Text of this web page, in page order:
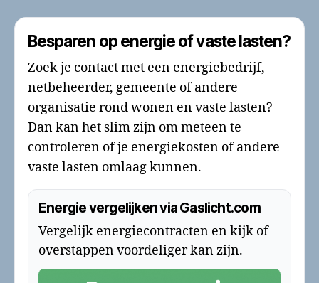
Besparen op energie of vaste lasten?
Zoek je contact met een energiebedrijf,
netbeheerder, gemeente of andere
organisatie rond wonen en vaste lasten?
Dan kan het slim zijn om meteen te
controleren of je energiekosten of andere
vaste lasten omlaag kunnen.
Energie vergelijken via Gaslicht.com
Vergelijk energiecontracten en kijk of
overstappen voordeliger kan zijn.